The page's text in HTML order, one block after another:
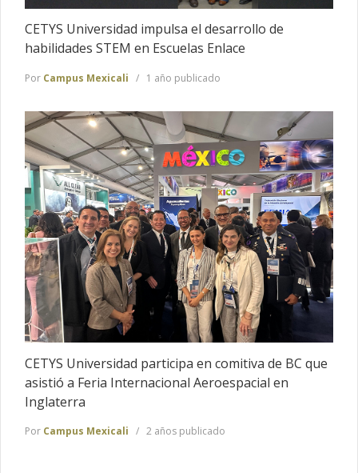
CETYS Universidad impulsa el desarrollo de
habilidades STEM en Escuelas Enlace
Por Campus Mexicali 1 año publicado
CETYS Universidad participa en comitiva de BC que
asistió a Feria Internacional Aeroespacial en
Inglaterra
Por Campus Mexicali 2 años publicado